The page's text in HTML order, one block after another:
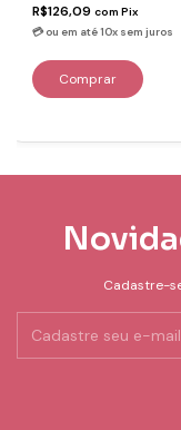
R$126,09 com Pix
Cadastre-